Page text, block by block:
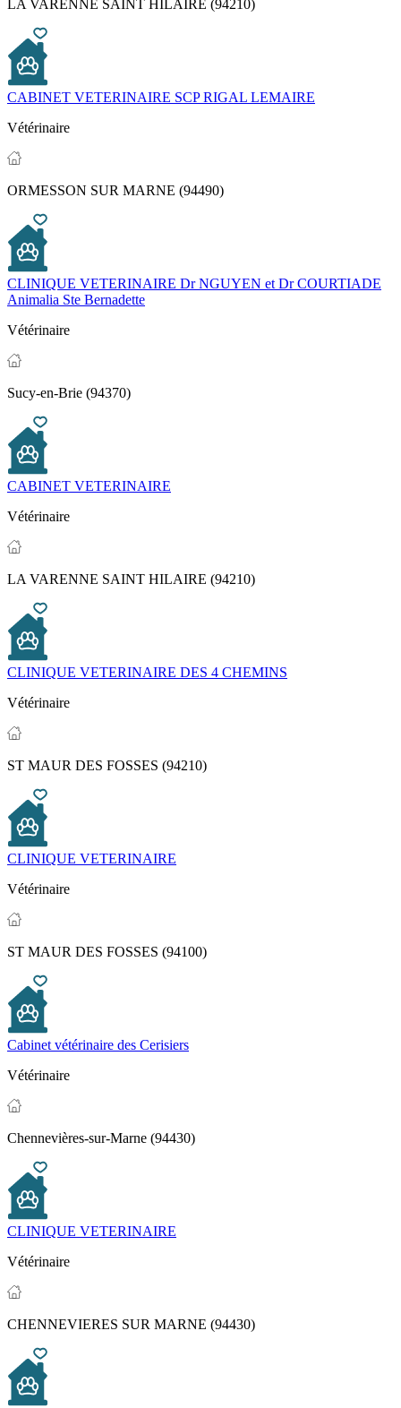
LA VARENNE SAINT HILAIRE (94210)
CABINET VETERINAIRE SCP RIGAL LEMAIRE
Vétérinaire
ORMESSON SUR MARNE (94490)
CLINIQUE VETERINAIRE Dr NGUYEN et Dr COURTIADE
Animalia Ste Bernadette
Vétérinaire
Sucy-en-Brie (94370)
CABINET VETERINAIRE
Vétérinaire
LA VARENNE SAINT HILAIRE (94210)
CLINIQUE VETERINAIRE DES 4 CHEMINS
Vétérinaire
ST MAUR DES FOSSES (94210)
CLINIQUE VETERINAIRE
Vétérinaire
ST MAUR DES FOSSES (94100)
Cabinet vétérinaire des Cerisiers
Vétérinaire
Chennevières-sur-Marne (94430)
CLINIQUE VETERINAIRE
Vétérinaire
CHENNEVIERES SUR MARNE (94430)